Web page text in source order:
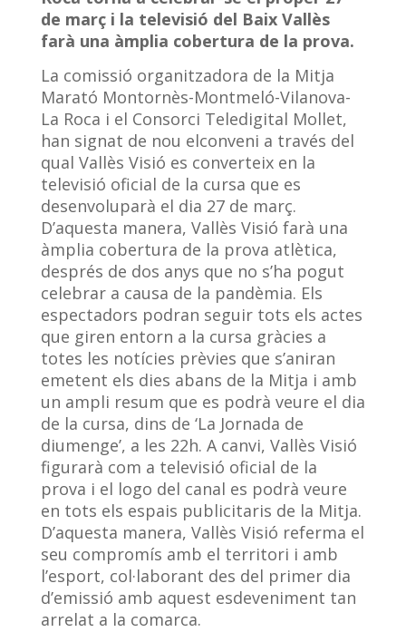
de març i la televisió del Baix Vallès
farà una àmplia cobertura de la prova.
La comissió organitzadora de la Mitja
Marató Montornès-Montmeló-Vilanova-
La Roca i el Consorci Teledigital Mollet,
han signat de nou elconveni a través del
qual Vallès Visió es converteix en la
televisió oficial de la cursa que es
desenvoluparà el dia 27 de març.
D’aquesta manera, Vallès Visió farà una
àmplia cobertura de la prova atlètica,
després de dos anys que no s’ha pogut
celebrar a causa de la pandèmia. Els
espectadors podran seguir tots els actes
que giren entorn a la cursa gràcies a
totes les notícies prèvies que s’aniran
emetent els dies abans de la Mitja i amb
un ampli resum que es podrà veure el dia
de la cursa, dins de ‘La Jornada de
diumenge’, a les 22h. A canvi, Vallès Visió
figurarà com a televisió oficial de la
prova i el logo del canal es podrà veure
en tots els espais publicitaris de la Mitja.
D’aquesta manera, Vallès Visió referma el
seu compromís amb el territori i amb
l’esport, col·laborant des del primer dia
d’emissió amb aquest esdeveniment tan
arrelat a la comarca.